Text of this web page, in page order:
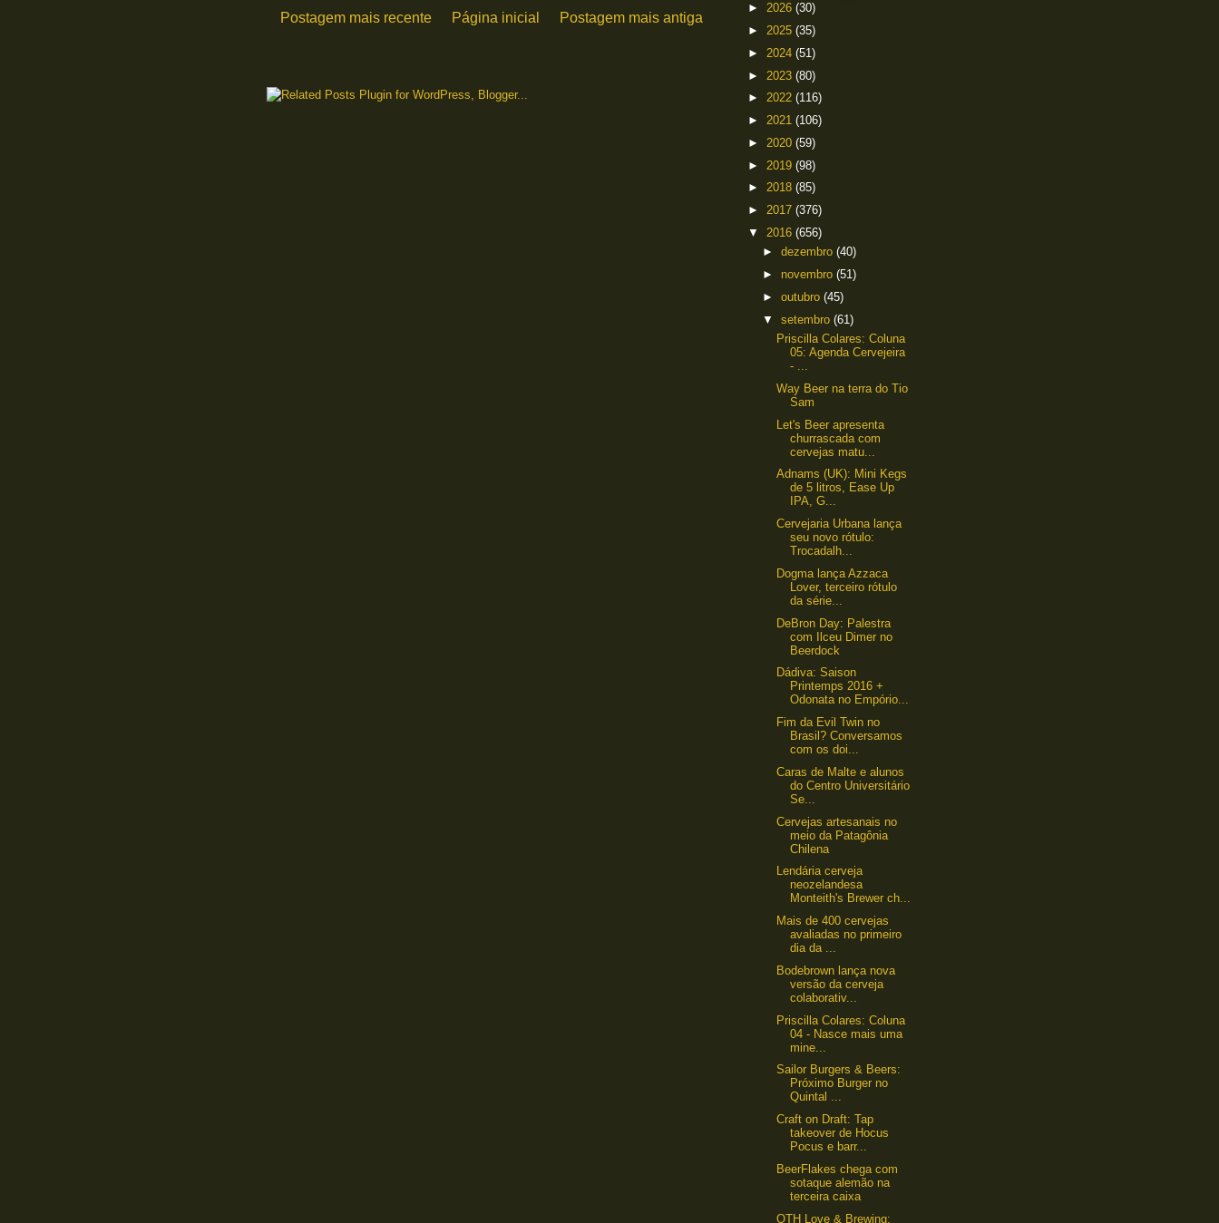
Postagem mais recente Postagem mais antiga
Página inicial
► 2026 (30)
► 2025 (35)
► 2024 (51)
► 2023 (80)
► 2022 (116)
► 2021 (106)
► 2020 (59)
► 2019 (98)
► 2018 (85)
► 2017 (376)
▼ 2016 (656)
► dezembro (40)
► novembro (51)
► outubro (45)
▼ setembro (61)
Priscilla Colares: Coluna
05: Agenda Cervejeira
- ...
Way Beer na terra do Tio
Sam
Let's Beer apresenta
churrascada com
cervejas matu...
Adnams (UK): Mini Kegs
de 5 litros, Ease Up
IPA, G...
Cervejaria Urbana lança
seu novo rótulo:
Trocadalh...
Dogma lança Azzaca
Lover, terceiro rótulo
da série...
DeBron Day: Palestra
com Ilceu Dimer no
Beerdock
Dádiva: Saison
Printemps 2016 +
Odonata no Empório...
Fim da Evil Twin no
Brasil? Conversamos
com os doi...
Caras de Malte e alunos
do Centro Universitário
Se...
Cervejas artesanais no
meio da Patagônia
Chilena
Lendária cerveja
neozelandesa
Monteith's Brewer ch...
Mais de 400 cervejas
avaliadas no primeiro
dia da ...
Bodebrown lança nova
versão da cerveja
colaborativ...
Priscilla Colares: Coluna
04 - Nasce mais uma
mine...
Sailor Burgers & Beers:
Próximo Burger no
Quintal ...
Craft on Draft: Tap
takeover de Hocus
Pocus e barr...
BeerFlakes chega com
sotaque alemão na
terceira caixa
OTH Love & Brewing: